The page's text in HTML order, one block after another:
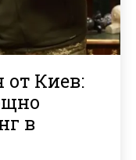
от Киев:
в